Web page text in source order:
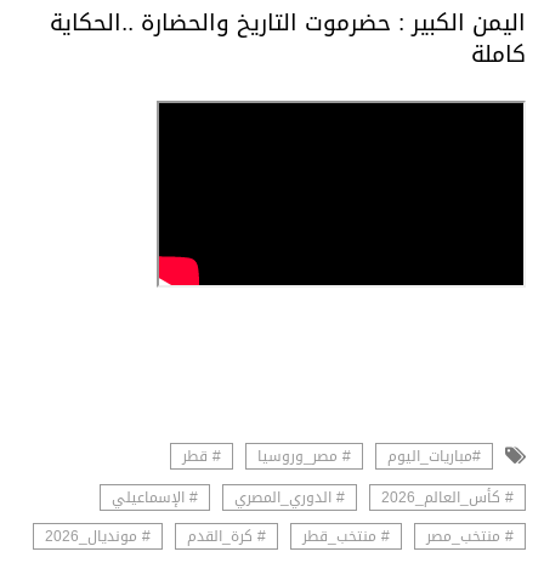
اليمن الكبير : حضرموت التاريخ والحضارة ..الحكاية
كاملة
#مباريات_اليوم # مصر_وروسيا
# قطر
# كأس_العالم_2026
# الدوري_المصري
# الإسماعيلي
# منتخب_مصر
# منتخب_قطر # كرة_القدم # مونديال_2026